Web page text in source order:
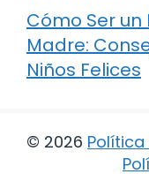
Cómo Ser un
Madre:
Niños Felices
© 2026